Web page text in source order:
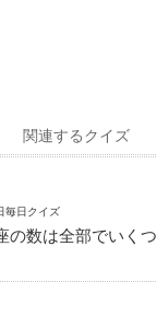
関連するクイズ
毎日クイズ
の数は全部でいく